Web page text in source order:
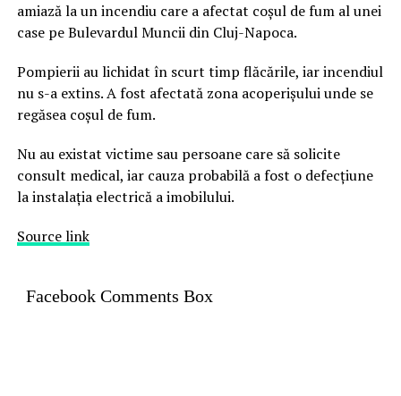
amiază la un incendiu care a afectat coșul de fum al unei
case pe Bulevardul Muncii din Cluj-Napoca.
Pompierii au lichidat în scurt timp flăcările, iar incendiul
nu s-a extins. A fost afectată zona acoperișului unde se
regăsea coșul de fum.
Nu au existat victime sau persoane care să solicite
consult medical, iar cauza probabilă a fost o defecțiune
la instalația electrică a imobilului.
Source link
Facebook Comments Box